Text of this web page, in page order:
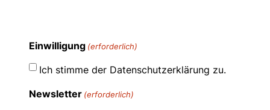
Einwilligung (erforderlich)
Ich stimme der Datenschutzerklärung zu.
Newsletter (erforderlich)